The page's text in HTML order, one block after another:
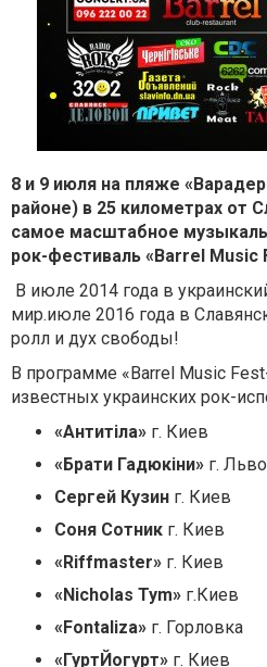
8 и 9 июля на пляже
районе) в 25 километрах от
самое масштабное
рок-фестиваль «Barrel Music
В июле 2014 года в
мир.июле 2016 года в
ролл и дух свободы!
В программе «Barrel Music
известных украинских рок-
«Антитіла» г. Киев
«Брати Гадюкіни» г.
Сергей Кузин г. Киев
Соня Сотник г. Киев
«Riffmaster» г. Киев
«Nicholas Tym» г.Киев
«Fontaliza» г. Горловка
«ГуртЙогурт» г. Киев